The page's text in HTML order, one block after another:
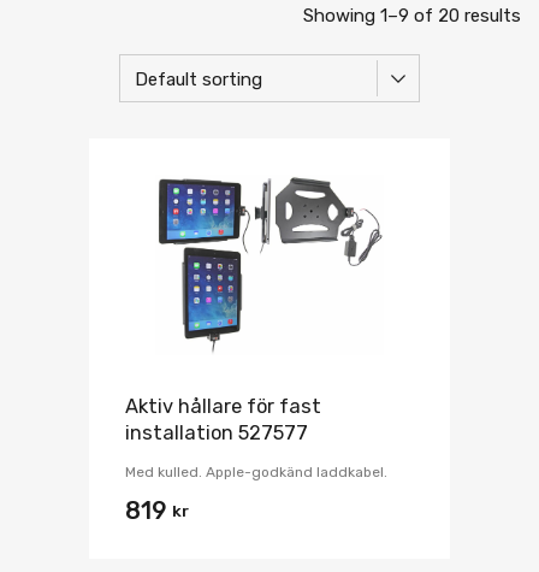
Showing 1–9 of 20 results
Aktiv hållare för fast
installation 527577
Med kulled. Apple-godkänd laddkabel.
819 kr